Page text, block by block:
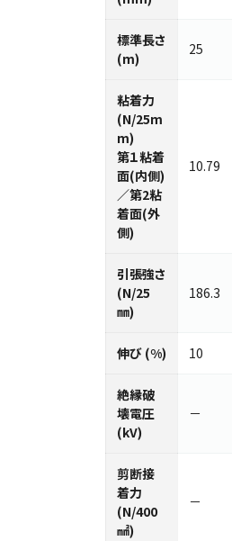
標準⻑さ
(m)
25
粘着力
(N/25m
m)
第１粘着
面(内側)
／第2粘
着面(外
側)
10.79
引張強さ
(N/25
㎜)
186.3
伸び (%) 10
絶縁破
壊電圧
(kV)
－
剪断接
着力
(N/400
㎟)
－